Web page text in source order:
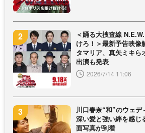
＜踊る大捜査線
けろ！＞最新予告映
タマリア、真矢ミキら
出演も発表
2026/7/14 11:06
川口春奈“和”のウェデ
深い愛と強い絆を感じ
面写真が到着